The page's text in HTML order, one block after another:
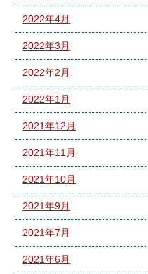
2022年4月
2022年3月
2022年2月
2022年1月
2021年12月
2021年11月
2021年10月
2021年9月
2021年7月
2021年6月